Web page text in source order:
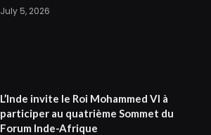
July 5, 2026
L’Inde invite le Roi Mohammed VI à
participer au quatrième Sommet du
Forum Inde-Afrique